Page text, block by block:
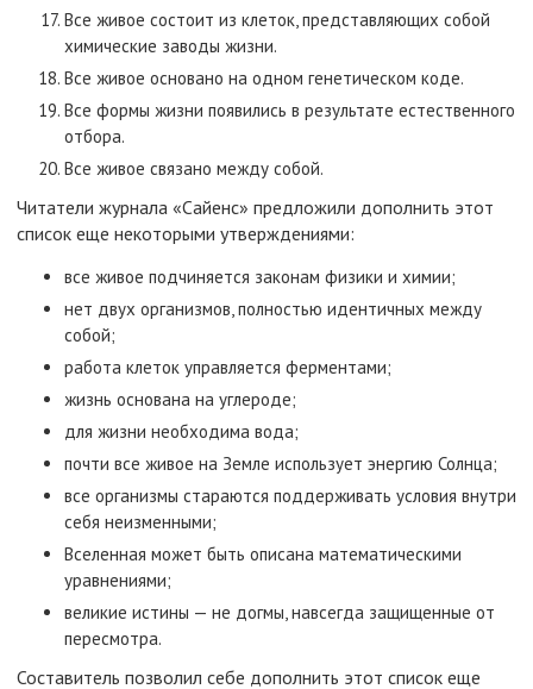
Все живое состоит из клеток, представляющих собой
химические заводы жизни.
Все живое основано на одном генетическом коде.
Все формы жизни появились в результате естественного
отбора.
Все живое связано между собой.
Читатели журнала «Сайенс» предложили дополнить этот
список еще некоторыми утверждениями:
все живое подчиняется законам физики и химии;
нет двух организмов, полностью идентичных между
собой;
работа клеток управляется ферментами;
жизнь основана на углероде;
для жизни необходима вода;
почти все живое на Земле использует энергию Солнца;
все организмы стараются поддерживать условия внутри
себя неизменными;
Вселенная может быть описана математическими
уравнениями;
великие истины — не догмы, навсегда защищенные от
пересмотра.
Составитель позволил себе дополнить этот список еще